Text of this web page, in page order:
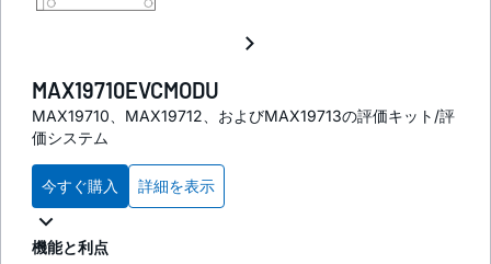
MAX19710EVCMODU
MAX19710、MAX19712、およびMAX19713の評価キット/評
価システム
今すぐ購入 詳細を表示
機能と利点